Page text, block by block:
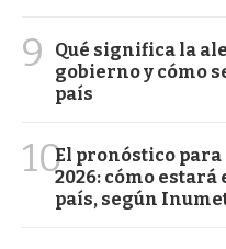
9
Qué significa la
gobierno y cómo
país
10El pronóstico para
2026: cómo estará
país, según